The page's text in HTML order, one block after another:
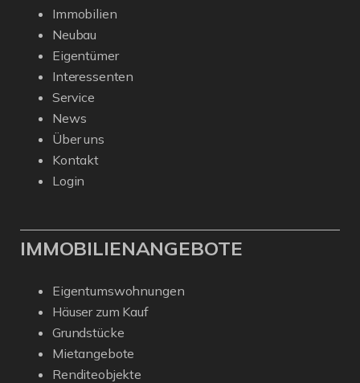
Immobilien
Neubau
Eigentümer
Interessenten
Service
News
Über uns
Kontakt
Login
IMMOBILIENANGEBOTE
Eigentumswohnungen
Häuser zum Kauf
Grundstücke
Mietangebote
Renditeobjekte